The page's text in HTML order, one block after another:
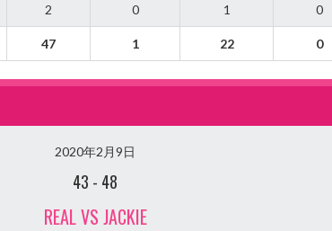
2 0 1 0
47 1 22 0
2020年2月9日
43 - 48
REAL VS JACKIE